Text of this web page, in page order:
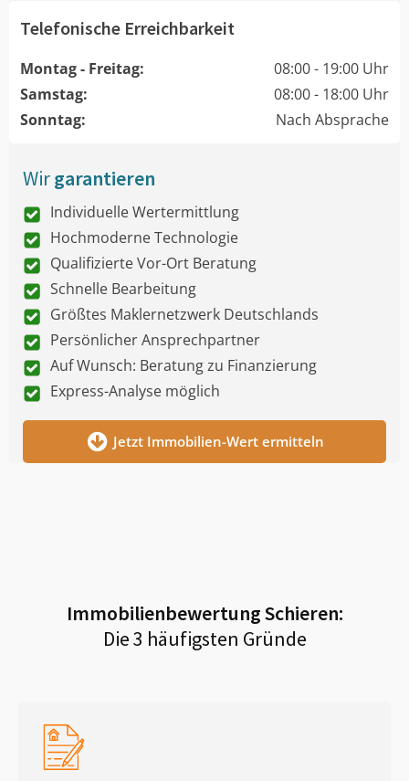
Telefonische Erreichbarkeit
Montag - Freitag:
08:00 - 19:00 Uhr
Samstag:
08:00 - 18:00 Uhr
Sonntag:
Nach Absprache
Wirgarantieren
Individuelle Wertermittlung
Hochmoderne Technologie
Qualifizierte Vor-Ort Beratung
Schnelle Bearbeitung
Größtes Maklernetzwerk Deutschlands
Persönlicher Ansprechpartner
Auf Wunsch: Beratung zu Finanzierung
Express-Analyse möglich
Jetzt Immobilien-Wert ermitteln
ImmobilienbewertungSchieren:
Die 3 häufigsten Gründe